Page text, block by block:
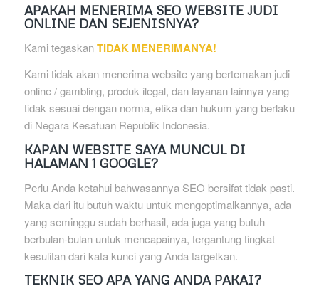
APAKAH MENERIMA SEO WEBSITE JUDI
ONLINE DAN SEJENISNYA?
Kami tegaskanTIDAK MENERIMANYA!
Kami tidak akan menerima website yang bertemakan judi
online / gambling, produk ilegal, dan layanan lainnya yang
tidak sesuai dengan norma, etika dan hukum yang berlaku
di Negara Kesatuan Republik Indonesia.
KAPAN WEBSITE SAYA MUNCUL DI
HALAMAN 1 GOOGLE?
Perlu Anda ketahui bahwasannya SEO bersifat tidak pasti.
Maka dari itu butuh waktu untuk mengoptimalkannya, ada
yang seminggu sudah berhasil, ada juga yang butuh
berbulan-bulan untuk mencapainya, tergantung tingkat
kesulitan dari kata kunci yang Anda targetkan.
TEKNIK SEO APA YANG ANDA PAKAI?